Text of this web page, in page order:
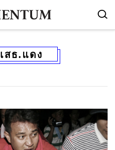
เสธ.แดง